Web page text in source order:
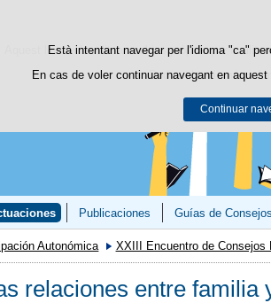
Aquest lloc web utilitza cookies pròpies per
Podeu obtenir més
Està intentant navegar per l'idioma "ca"
En cas de voler continuar navegant en
Continuar
Publicaciones Guías de
Autonómica XXIII Encuentro de Consejos
relaciones entre familia